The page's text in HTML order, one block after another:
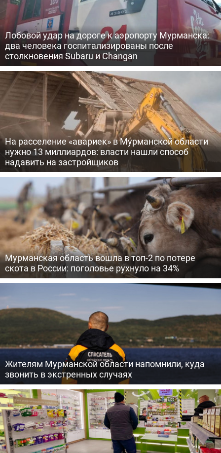
Лобовой удар на дороге к аэропорту Мурманска:
два человека госпитализированы после
столкновения Subaru и Changan
На расселение «авариек» в Мурманской области
нужно 13 миллиардов: власти нашли способ
надавить на застройщиков
Мурманская область вошла в топ-2 по потере
скота в России: поголовье рухнуло на 34%
Жителям Мурманской области напомнили, куда
звонить в экстренных случаях